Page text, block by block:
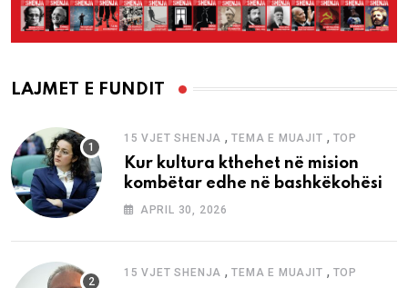
LAJMET E FUNDIT
15 VJET SHENJA ,TEMA E MUAJIT , TOP
Kur kultura kthehet në mision
kombëtar edhe në bashkëkohësi
APRIL 30, 2026
15 VJET SHENJA ,TEMA E MUAJIT , TOP